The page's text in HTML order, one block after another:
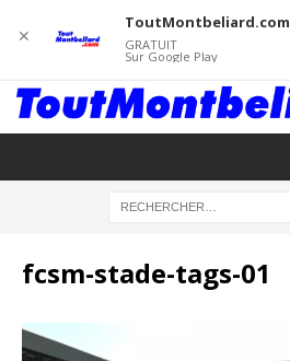
fcsm-stade-tags-01
✕
ToutMontbeliard.com
GRATUIT
Sur Google Play